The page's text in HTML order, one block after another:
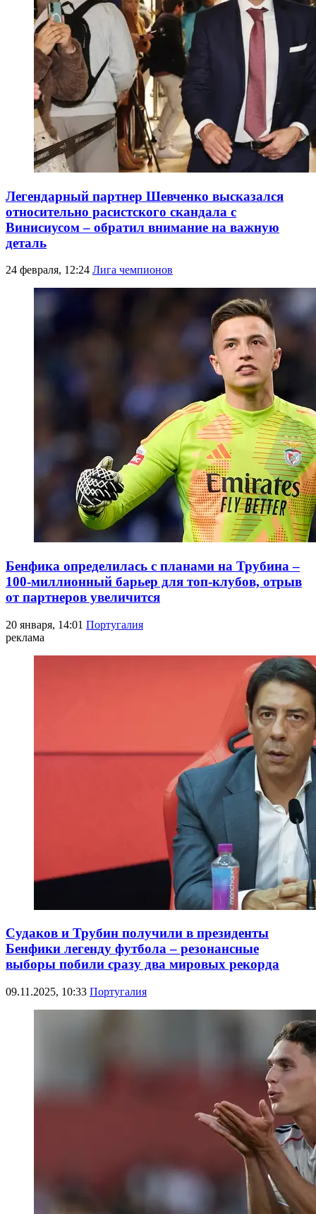
Легендарный партнер Шевченко высказался
относительно расистского скандала с
Винисиусом – обратил внимание на важную
деталь
24 февраля, 12:24 Лига чемпионов
Бенфика определилась с планами на Трубина –
100-миллионный барьер для топ-клубов, отрыв
от партнеров увеличится
20 января, 14:01 Португалия
реклама
Судаков и Трубин получили в президенты
Бенфики легенду футбола – резонансные
выборы побили сразу два мировых рекорда
09.11.2025, 10:33 Португалия